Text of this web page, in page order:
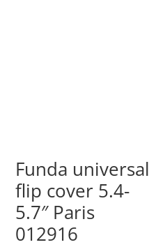
Funda universal
flip cover 5.4-
5.7″ Paris
012916